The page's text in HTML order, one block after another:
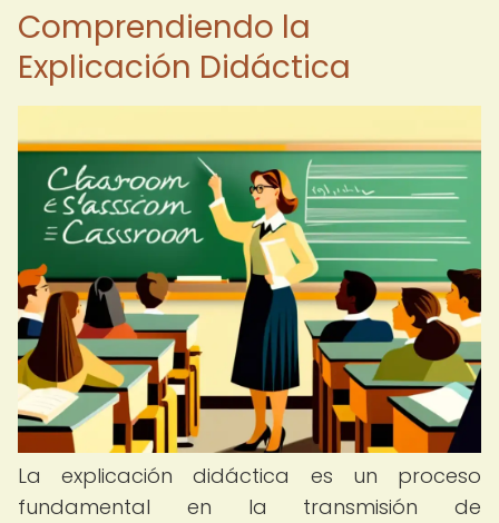
Comprendiendo la
Explicación Didáctica
La explicación didáctica es un proceso
fundamental en la transmisión de